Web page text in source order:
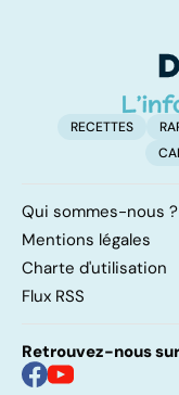
RECETTES
Qui sommes-nous ?
Mentions légales
Charte d'utilisation
Flux RSS
Retrouvez-nous sur